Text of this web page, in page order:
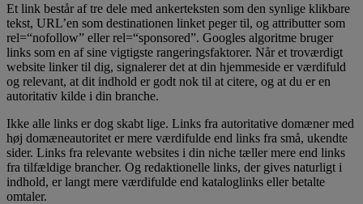
Et link består af tre dele med ankerteksten som den synlige klikbare
tekst, URL’en som destinationen linket peger til, og attributter som
rel=“nofollow” eller rel=“sponsored”. Googles algoritme bruger
links som en af sine vigtigste rangeringsfaktorer. Når et troværdigt
website linker til dig, signalerer det at din hjemmeside er værdifuld
og relevant, at dit indhold er godt nok til at citere, og at du er en
autoritativ kilde i din branche.
Ikke alle links er dog skabt lige. Links fra autoritative domæner med
høj domæneautoritet er mere værdifulde end links fra små, ukendte
sider. Links fra relevante websites i din niche tæller mere end links
fra tilfældige brancher. Og redaktionelle links, der gives naturligt i
indhold, er langt mere værdifulde end kataloglinks eller betalte
omtaler.